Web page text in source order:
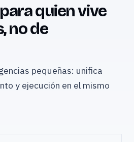
quien vive
no de
pequeñas: unifica
y ejecución en el mismo